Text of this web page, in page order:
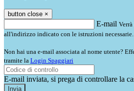
button close ×
E-mail
all'indirizzo indicato con le istruzioni necessarie.
Non hai una e-mail associata al nome utente?
tramite la Login Spaggiari
E-mail inviata, si prega di controllare la